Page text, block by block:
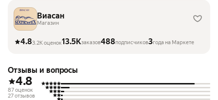
Виасан
Магазин
4.83.2K оценок13.5Kзаказов488подписчиков3года на Маркете
Отзывы и вопросы
4.8
87 оценок
27 отзывов